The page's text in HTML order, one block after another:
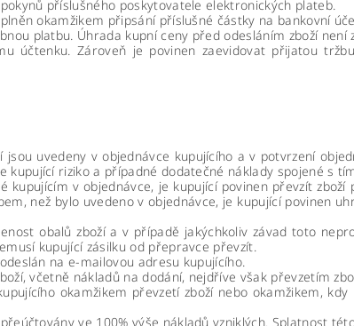
příslušného poskytovatele elektronických plateb.
okamžikem připsání příslušné částky na bankovní
platbu. Úhrada kupní ceny před odesláním zboží není
účtenku. Zároveň je povinen zaevidovat přijatou
uvedeny v objednávce kupujícího a v potvrzení
kupující riziko a případné dodatečné náklady spojené s
v objednávce, je kupující povinen převzít zboží
než bylo uvedeno v objednávce, je kupující povinen
obalů zboží a v případě jakýchkoliv závad toto
kupující zásilku od přepravce převzít.
na e-mailovou adresu kupujícího.
včetně nákladů na dodání, nejdříve však převzetím
okamžikem převzetí zboží nebo okamžikem,
ve 100% výše nákladů vzniklých. Splatnost